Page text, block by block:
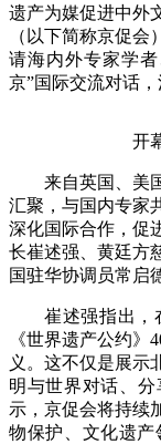
体育 直播
VIP会员
CCTV.节目官网
遗产为媒促进中外
（以下简称京促
请海内外专家学
京”国际交流对话
开
来自英国、美
汇聚，与国内专家
深化国际合作，促
长崔述强、黄廷方
国驻华协调员常启
崔述强指出，
《世界遗产公约
义。这不仅是展示
明与世界对话、
示，京促会将持续
物保护、文化遗